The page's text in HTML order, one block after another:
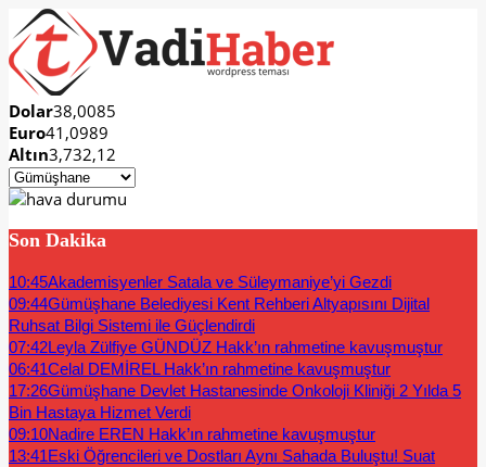
Dolar38,0085
Euro41,0989
Altın3,732,12
Son Dakika
10:45Akademisyenler Satala ve Süleymaniye’yi Gezdi
09:44Gümüşhane Belediyesi Kent Rehberi Altyapısını Dijital
Ruhsat Bilgi Sistemi ile Güçlendirdi
07:42Leyla Zülfiye GÜNDÜZ Hakk’ın rahmetine kavuşmuştur
06:41Celal DEMİREL Hakk’ın rahmetine kavuşmuştur
17:26Gümüşhane Devlet Hastanesinde Onkoloji Kliniği 2 Yılda 5
Bin Hastaya Hizmet Verdi
09:10Nadire EREN Hakk’ın rahmetine kavuşmuştur
13:41Eski Öğrencileri ve Dostları Aynı Sahada Buluştu! Suat